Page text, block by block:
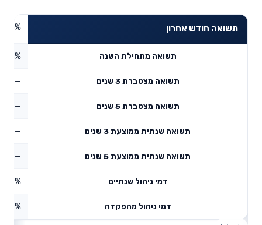
תשואה חודש אחרון
תשואה מתחילת השנה
תשואה מצטברת 3 שנים —
תשואה מצטברת 5 שנים —
תשואה שנתית ממוצעת 3 שנים —
תשואה שנתית ממוצעת 5 שנים —
דמי ניהול שנתיים 0.16%
דמי ניהול מהפקדה